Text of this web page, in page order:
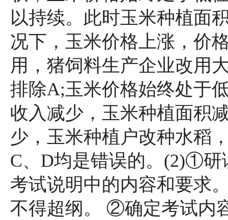
以持续。此时玉米种植面
况下，玉米价格上涨，价
用，猪饲料生产企业改用
排除A;玉米价格始终处于
收入减少，玉米种植面积
少，玉米种植户改种水稻
C、D均是错误的。(2)①研
考试说明中的内容和要求
不得超纲。 ②确定考试内